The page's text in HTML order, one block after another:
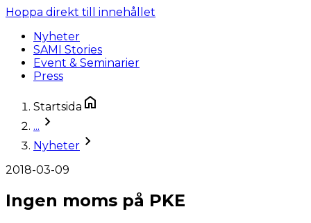
Hoppa direkt till innehållet
Nyheter
SAMI Stories
Event & Seminarier
Press
Startsida
...
Nyheter
2018-03-09
Ingen moms på PKE